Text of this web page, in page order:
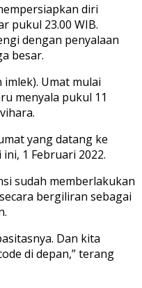
diri
pukul 23.00 WIB.
dengan penyalaan
besar.
Umat mulai
menyala pukul 11
yang datang ke
1 Februari 2022.
sudah memberlakukan
bergiliran sebagai
Dan kita
di depan,” terang